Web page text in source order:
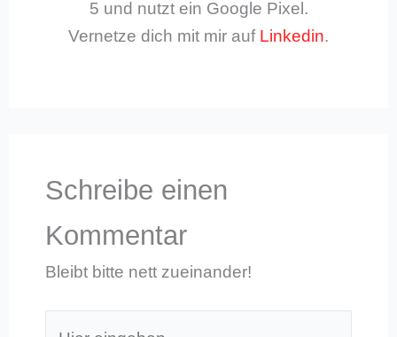
5 und nutzt ein Google Pixel.
Vernetze dich mit mir auf Linkedin.
Schreibe einen
Kommentar
Bleibt bitte nett zueinander!